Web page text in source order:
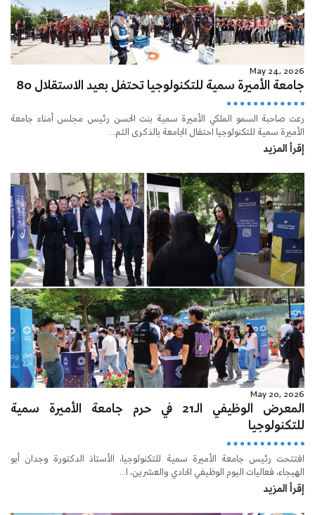
May 24, 2026
جامعة الأميرة سمية للتكنولوجيا تحتفل بعيد الاستقلال 80
رعت صاحبة السمو الملكي الأميرة سمية بنت الحسن رئيس مجلس أمناء جامعة
الأميرة سمية للتكنولوجيا احتفال الجامعة بالذكرى الثم...
إقرأ المزيد
May 20, 2026
المعرض الوظيفي الـ21 في حرم جامعة الأميرة سمية
للتكنولوجيا
افتتحت رئيس جامعة الأميرة سمية للتكنولوجيا، الأستاذ الدكتورة وجدان أبو
الهيجاء، فعاليات اليوم الوظيفي الحادي والعشرين، ا...
إقرأ المزيد